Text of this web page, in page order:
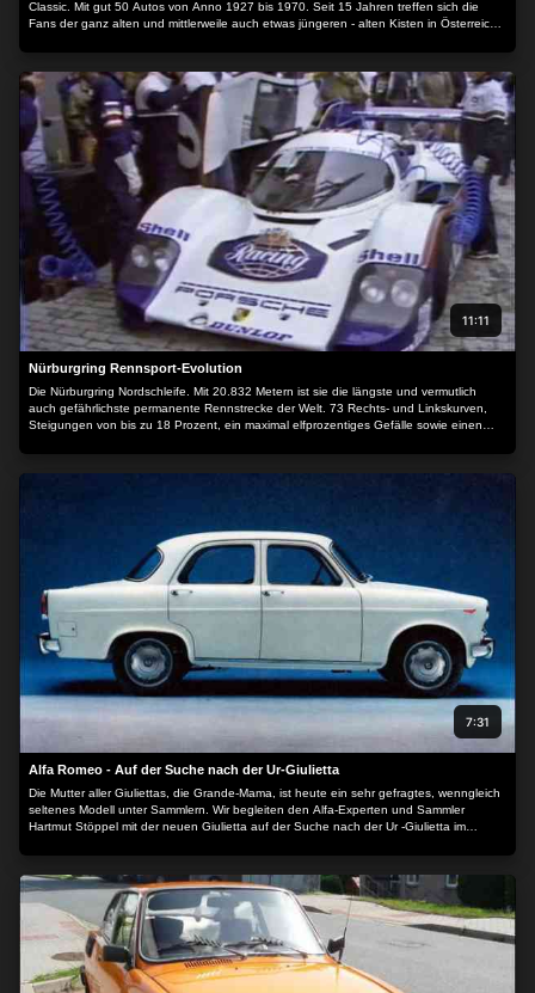
Classic. Mit gut 50 Autos von Anno 1927 bis 1970. Seit 15 Jahren treffen sich die
Fans der ganz alten und mittlerweile auch etwas jüngeren - alten Kisten in Österreich.
11:11
Nürburgring Rennsport-Evolution
Die Nürburgring Nordschleife. Mit 20.832 Metern ist sie die längste und vermutlich
auch gefährlichste permanente Rennstrecke der Welt. 73 Rechts- und Linkskurven,
Steigungen von bis zu 18 Prozent, ein maximal elfprozentiges Gefälle sowie einen
7:31
Alfa Romeo - Auf der Suche nach der Ur-Giulietta
Die Mutter aller Giuliettas, die Grande-Mama, ist heute ein sehr gefragtes, wenngleich
seltenes Modell unter Sammlern. Wir begleiten den Alfa-Experten und Sammler
Hartmut Stöppel mit der neuen Giulietta auf der Suche nach der Ur -Giulietta im